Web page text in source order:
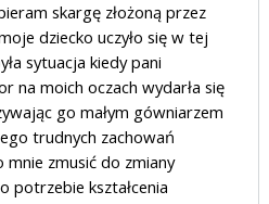
skargę złożoną przez
dziecko uczyło się w tej
sytuacja kiedy pani
na moich oczach wydarła się
go małym gówniarzem
trudnych zachowań
zmusić do zmiany
potrzebie kształcenia